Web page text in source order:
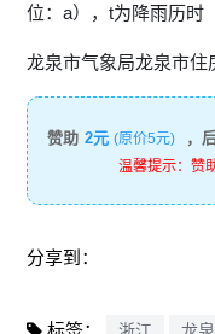
位：a），t为降雨历时
龙泉市气象局龙泉市
赞助 2元 (原价5元) ，
温馨提示：赞
分享到：
标签： 浙江 龙泉